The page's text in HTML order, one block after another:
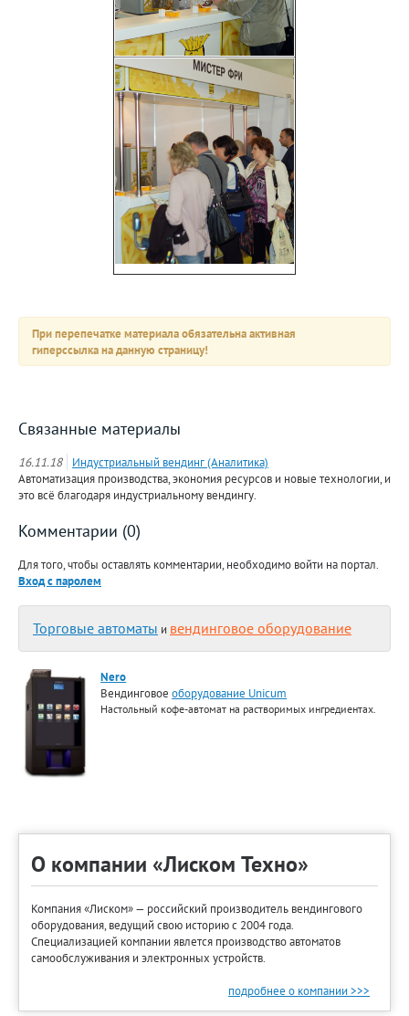
При перепечатке материала обязательна активная
гиперссылка на данную страницу!
Связанные материалы
16.11.18
Индустриальный вендинг (Аналитика)
Автоматизация производства, экономия ресурсов и новые технологии, и
это всё благодаря индустриальному вендингу.
Комментарии (0)
Для того, чтобы оставлять комментарии, необходимо войти на портал.
Вход с паролем
Торговые автоматы и вендинговое оборудование
Nero
Вендинговоеоборудование Unicum
Настольный кофе-автомат на растворимых ингредиентах.
О компании «Лиском Техно»
Компания «Лиском» — российский производитель вендингового
оборудования, ведущий свою историю с 2004 года.
Специализацией компании явлется производство автоматов
самообслуживания и электронных устройств.
подробнее о компании >>>